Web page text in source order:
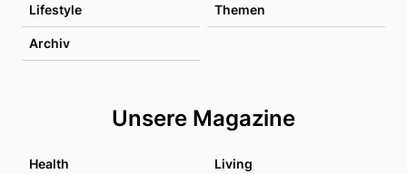
Lifestyle Themen
Archiv
Unsere Magazine
Health Living